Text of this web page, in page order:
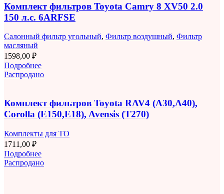
Комплект фильтров Toyota Camry 8 XV50 2.0
150 л.с. 6ARFSE
Салонный фильтр угольный, Фильтр воздушный, Фильтр
масляный
1598,00 ₽
Подробнее
Распродано
Комплект фильтров Toyota RAV4 (A30,A40),
Corolla (E150,E18), Avensis (T270)
Комплекты для ТО
1711,00 ₽
Подробнее
Распродано